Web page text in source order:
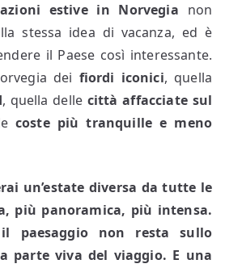
estive in Norvegia non
stessa idea di vacanza, ed è
il Paese così interessante.
dei fiordi iconici, quella
, quella delle città affacciate sul
coste più tranquille e meno
un’estate diversa da tutte le
più panoramica, più intensa.
paesaggio non resta sullo
parte viva del viaggio. E una